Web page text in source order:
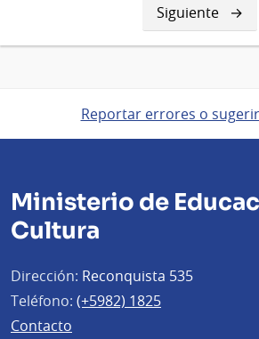
Siguiente
página
Siguiente
Reportar errores o
Ministerio de
Cultura
Dirección: Reconquista 535
Teléfono: (+5982) 1825
Contacto